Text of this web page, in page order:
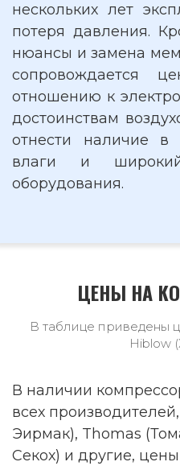
нескольких лет
потеря давления.
нюансы и замена
сопровождается
отношению к
достоинствам
отнести наличие в
влаги и
оборудования.
ЦЕНЫ НА
В таблице
Hiblow
В наличии
всех
Эирмак), Thomas
Секох) и другие,